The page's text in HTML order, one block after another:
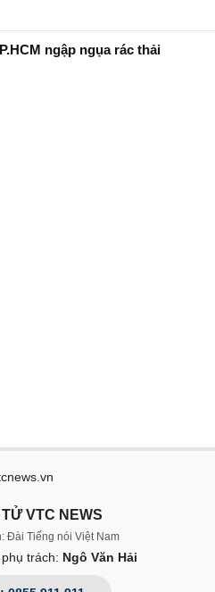
ngập ngụa rác thải
VTC NEWS
Đài Tiếng nói Việt Nam
trách: Ngô Văn Hải